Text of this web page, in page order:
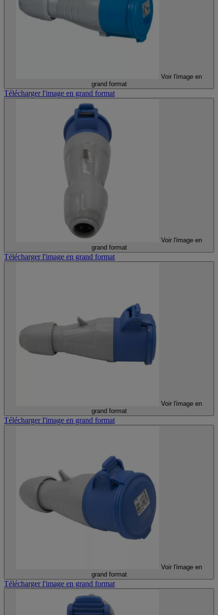
Voir l'image en
grand format
Télécharger l'image en grand format
Voir l'image en
grand format
Télécharger l'image en grand format
Voir l'image en
grand format
Télécharger l'image en grand format
Voir l'image en
grand format
Télécharger l'image en grand format